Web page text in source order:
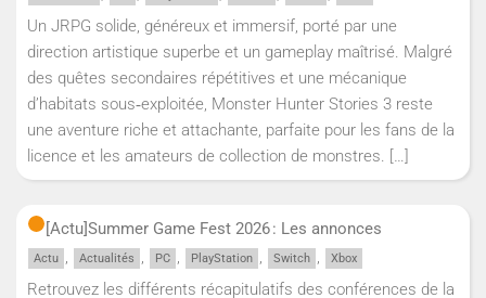
Un JRPG solide, généreux et immersif, porté par une
direction artistique superbe et un gameplay maîtrisé. Malgré
des quêtes secondaires répétitives et une mécanique
d’habitats sous‑exploitée, Monster Hunter Stories 3 reste
une aventure riche et attachante, parfaite pour les fans de la
licence et les amateurs de collection de monstres. […]
[Actu]Summer Game Fest 2026 : Les annonces
Actu , Actualités , PC , PlayStation , Switch , Xbox
Retrouvez les différents récapitulatifs des conférences de la